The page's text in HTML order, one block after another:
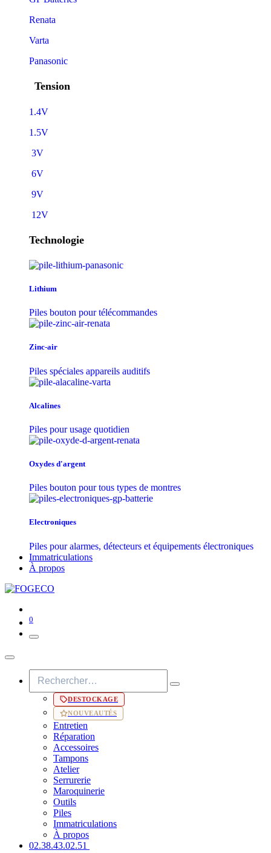
Renata
Varta
Panasonic
Tension
1.4V
1.5V
3V
6V
9V
12V
Technologie
Lithium
Piles bouton pour télécommandes
Zinc-air
Piles spéciales appareils auditifs
Alcalines
Piles pour usage quotidien
Oxydes d'argent
Piles bouton pour tous types de montres
Electroniques
Piles pour alarmes, détecteurs et équipements électroniques
Immatriculations
À propos
0
DESTOCKAGE
NOUVEAUTÉS
Entretien
Réparation
Accessoires
Tampons
Atelier
Serrurerie
Maroquinerie
Outils
Piles
Immatriculations
À propos
02.38.43​.02.51